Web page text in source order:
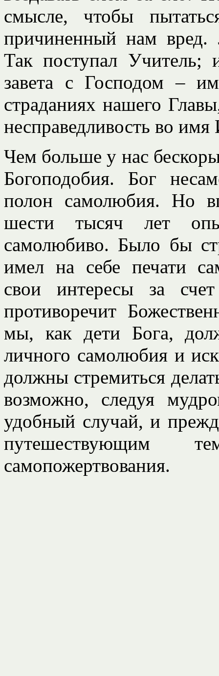
смысле, чтобы
причиненный нам вред.
Так поступал Учитель;
завета с Господом –
страданиях нашего
несправедливость во
Чем больше у нас
Богоподобия. Бог
полон самолюбия. Но
шести тысяч лет
самолюбиво. Было бы
имел на себе печати
свои интересы за
противоречит
мы, как дети Бога,
личного самолюбия и
должны стремиться
возможно, следуя
удобный случай, и
самопожертвования.